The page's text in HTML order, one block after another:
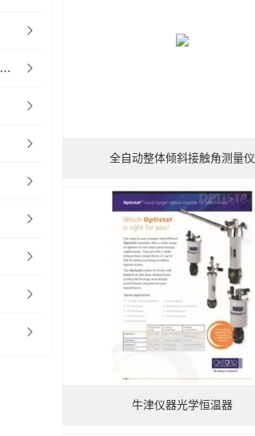
全自动整体倾斜接触角测量仪
牛津仪器光学恒温器